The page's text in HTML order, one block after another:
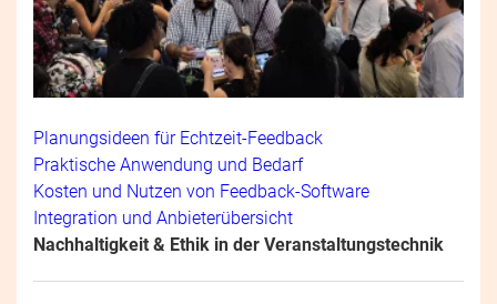
Planungsideen für Echtzeit-Feedback
Praktische Anwendung und Bedarf
Kosten und Nutzen von Feedback-Software
Integration und Anbieterübersicht
Nachhaltigkeit & Ethik in der Veranstaltungstechnik